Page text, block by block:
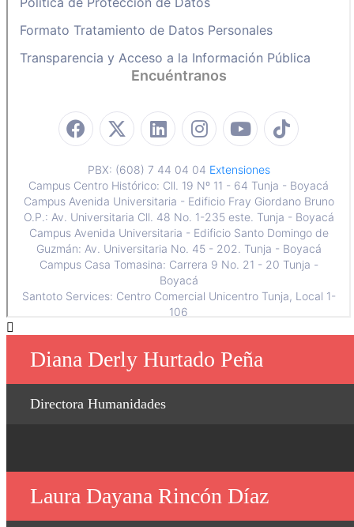
Diana Derly Hurtado Peña
Directora Humanidades
Laura Dayana Rincón Díaz